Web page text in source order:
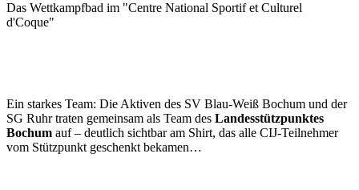
Das Wettkampfbad im "Centre National Sportif et Culturel
d'Coque"
Ein starkes Team: Die Aktiven des SV Blau-Weiß Bochum und der
SG Ruhr traten gemeinsam als Team des Landesstützpunktes
Bochum auf – deutlich sichtbar am Shirt, das alle CIJ-Teilnehmer
vom Stützpunkt geschenkt bekamen…